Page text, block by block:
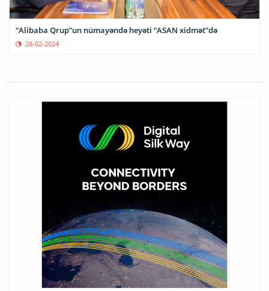
“Alibaba Qrup”un nümayəndə heyəti “ASAN xidmət”də
28-02-2024